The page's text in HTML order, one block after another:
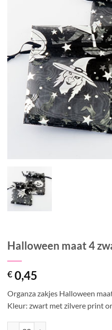
Halloween maat 4
€ 0,45
Organza zakjes Halloween
Kleur: zwart met zilvere print